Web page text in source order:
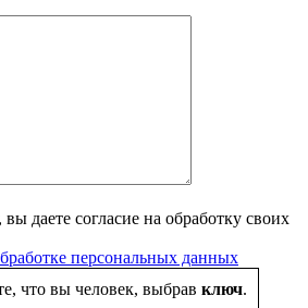
даете согласие на обработку своих
персональных данных
что вы человек, выбрав ключ.